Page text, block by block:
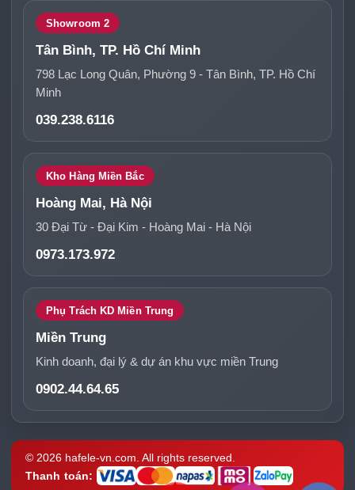
Showroom 2
Tân Bình, TP. Hồ Chí Minh
798 Lạc Long Quân, Phường 9 - Tân Bình, TP. Hồ Chí
Minh
039.238.6116
Kho Hàng Miền Bắc
Hoàng Mai, Hà Nội
30 Đại Từ - Đại Kim - Hoàng Mai - Hà Nội
0973.173.972
Phụ Trách KD Miền Trung
Miền Trung
Kinh doanh, đại lý & dự án khu vực miền Trung
0902.44.64.65
© 2026 hafele-vn.com. All rights reserved.
Thanh toán: